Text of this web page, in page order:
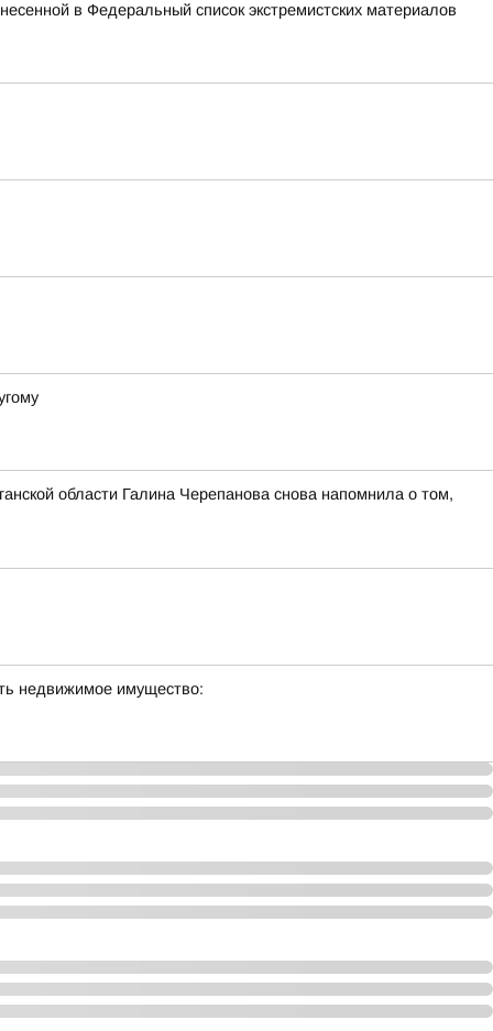
в Федеральный список экстремистских материалов
области Галина Черепанова снова напомнила о том,
недвижимое имущество: